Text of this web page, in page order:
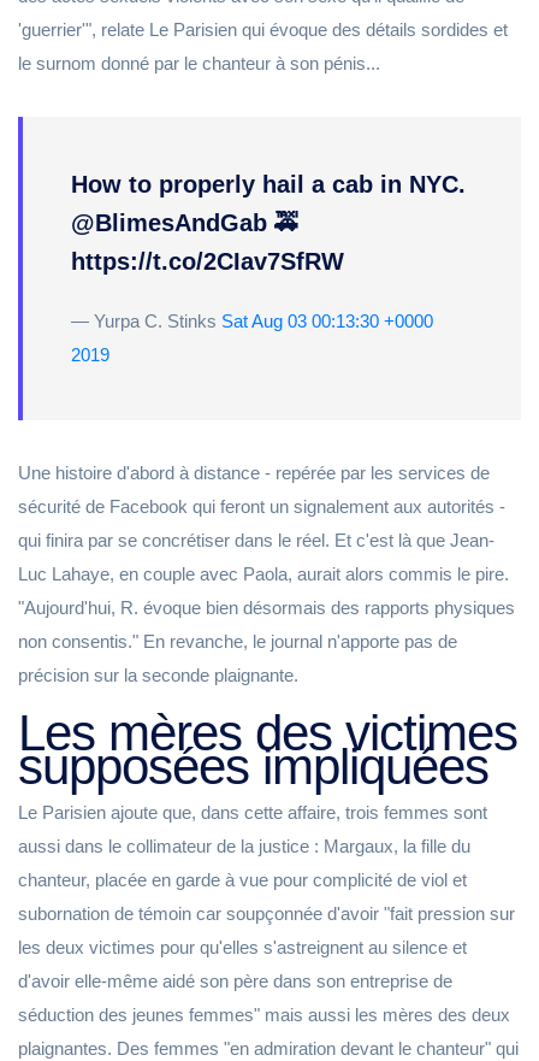
'guerrier'", relate Le Parisien qui évoque des détails sordides et
le surnom donné par le chanteur à son pénis...
How to properly hail a cab in NYC.
@BlimesAndGab 🚕
https://t.co/2CIav7SfRW
— Yurpa C. Stinks Sat Aug 03 00:13:30 +0000
2019
Une histoire d'abord à distance - repérée par les services de
sécurité de Facebook qui feront un signalement aux autorités -
qui finira par se concrétiser dans le réel. Et c'est là que Jean-
Luc Lahaye, en couple avec Paola, aurait alors commis le pire.
"Aujourd'hui, R. évoque bien désormais des rapports physiques
non consentis." En revanche, le journal n'apporte pas de
précision sur la seconde plaignante.
Les mères des victimes
supposées impliquées
Le Parisien ajoute que, dans cette affaire, trois femmes sont
aussi dans le collimateur de la justice : Margaux, la fille du
chanteur, placée en garde à vue pour complicité de viol et
subornation de témoin car soupçonnée d'avoir "fait pression sur
les deux victimes pour qu'elles s'astreignent au silence et
d'avoir elle-même aidé son père dans son entreprise de
séduction des jeunes femmes" mais aussi les mères des deux
plaignantes. Des femmes "en admiration devant le chanteur" qui